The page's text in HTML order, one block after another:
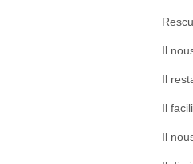
Il
Il
Il
Il